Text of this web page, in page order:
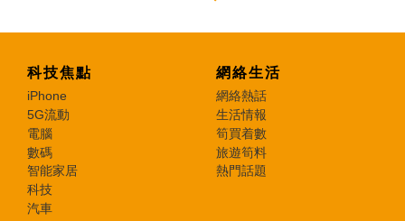
科技焦點
iPhone
5G流動
電腦
數碼
智能家居
科技
汽車
網絡生活
網絡熱話
生活情報
筍買着數
旅遊筍料
熱門話題